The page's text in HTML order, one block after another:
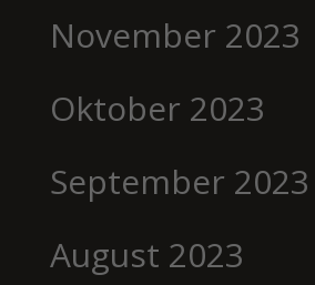
November 2023
Oktober 2023
September 2023
August 2023